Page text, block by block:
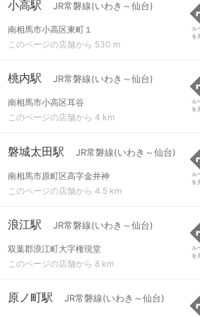
小高駅 JR常磐線(いわき～仙台)
南相馬市小高区東町１
このページの店舗から 530 m
ル
を
桃内駅 JR常磐線(いわき～仙台)
南相馬市小高区耳谷
このページの店舗から 4 km
ル
を
磐城太田駅 JR常磐線(いわき～仙台)
南相馬市原町区高字金井神
このページの店舗から 4.5 km
ル
を
浪江駅 JR常磐線(いわき～仙台)
双葉郡浪江町大字権現堂
このページの店舗から 8 km
ル
を
原ノ町駅 JR常磐線(いわき～仙台)